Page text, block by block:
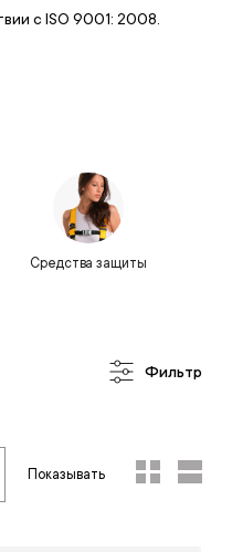
с ISO 9001: 2008.
Средства защиты
Фильтр
Показывать